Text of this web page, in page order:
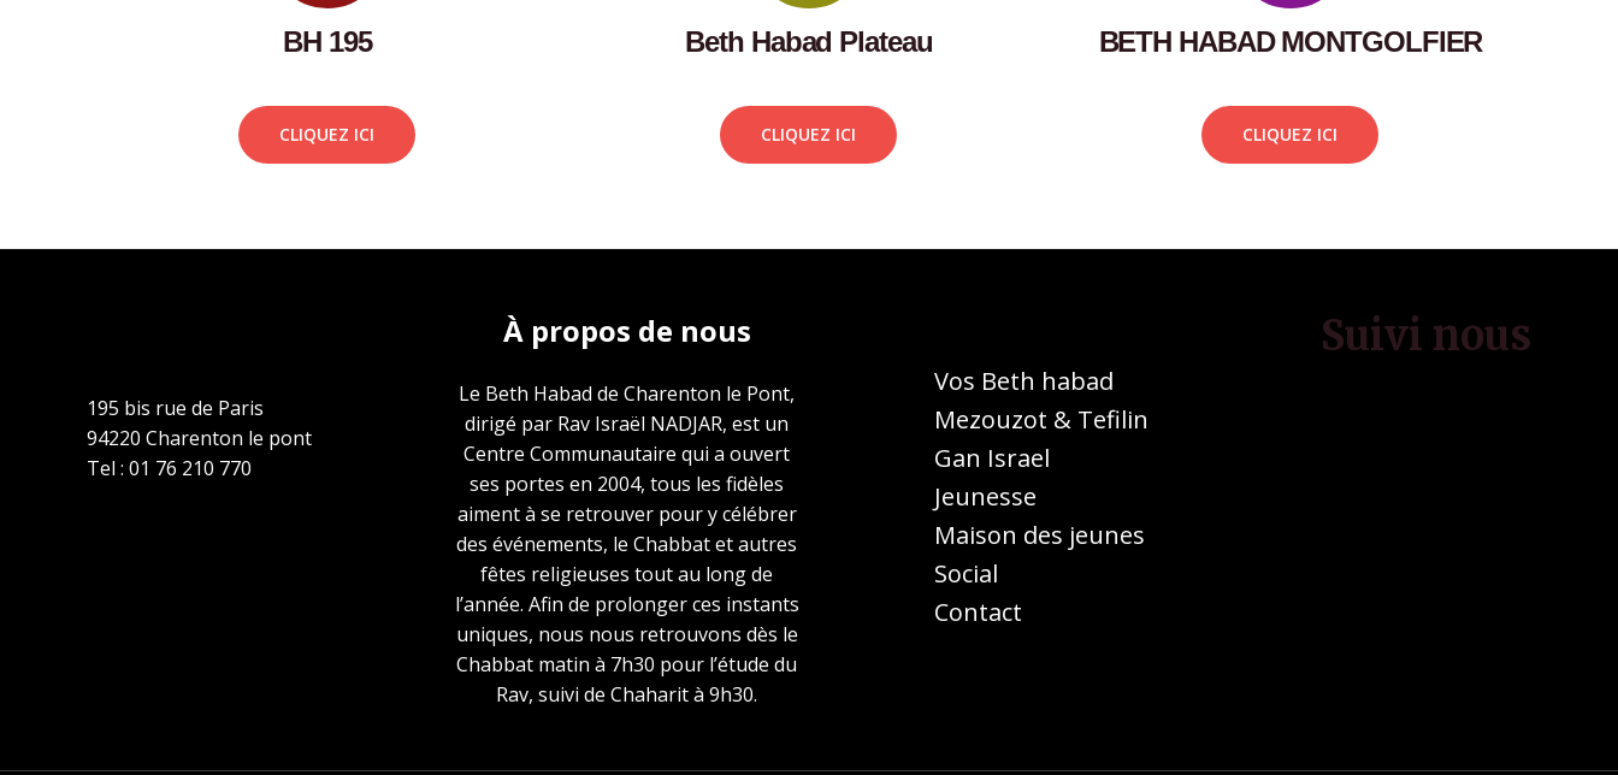
BH 195
CLIQUEZ ICI
Beth Habad Plateau
CLIQUEZ ICI
BETH HABAD MONTGOLFIER
CLIQUEZ ICI
195 bis rue de Paris
94220 Charenton le pont
Tel : 01 76 210 770
À propos de nous
Le Beth Habad de Charenton le Pont,
dirigé par Rav Israël NADJAR, est un
Centre Communautaire qui a ouvert
ses portes en 2004, tous les fidèles
aiment à se retrouver pour y célébrer
des événements, le Chabbat et autres
fêtes religieuses tout au long de
l’année. Afin de prolonger ces instants
uniques, nous nous retrouvons dès le
Chabbat matin à 7h30 pour l’étude du
Rav, suivi de Chaharit à 9h30.
Vos Beth habad
Mezouzot & Tefilin
Gan Israel
Jeunesse
Maison des jeunes
Social
Contact
Suivi nous